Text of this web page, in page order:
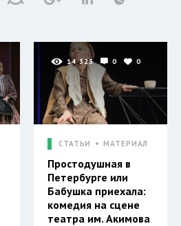
14 323 0 0
СТАТЬИ МАТЕРИАЛ
Простодушная в
Петербурге или
Бабушка приехала:
комедия на сцене
театра им. Акимова